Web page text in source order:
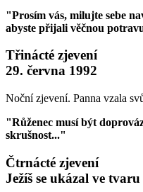
"Prosím vás, milujte sebe
abyste přijali věčnou
Třinácté zjevení
29. června 1992
Noční zjevení. Panna vzala
"Růženec musí být
skrušnost..."
Čtrnácté zjevení
Ježíš se ukázal ve